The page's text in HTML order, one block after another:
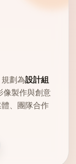
劃為設計組
像製作與創意
、團隊合作